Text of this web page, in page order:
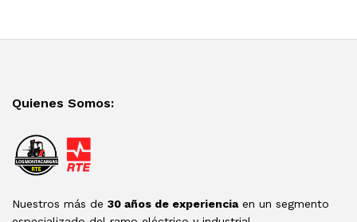
Quienes Somos:
Nuestros más de 30 años de experienciaen un segmento